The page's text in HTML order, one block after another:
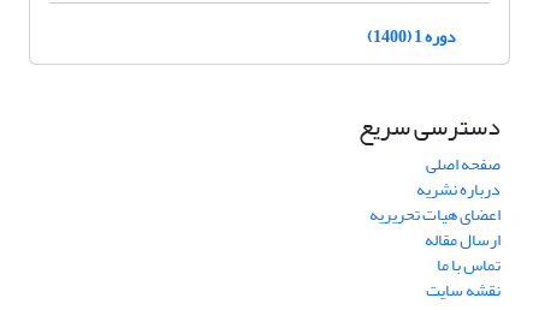
دوره 1 (1400)
دسترسی سریع
صفحه اصلی
درباره نشریه
اعضای هیات تحریریه
ارسال مقاله
تماس با ما
نقشه سایت